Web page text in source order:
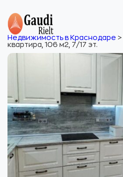
Недвижимость в Краснодаре >
квартира, 106 м2, 7/17 эт.